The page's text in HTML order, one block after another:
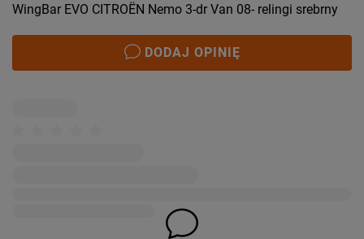
WingBar EVO CITROËN Nemo 3-dr Van 08- relingi srebrny
DODAJ OPINIĘ